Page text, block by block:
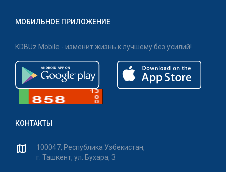
МОБИЛЬНОЕ ПРИЛОЖЕНИЕ
KDBUz Mobile - изменит жизнь к лучшему без усилий!
КОНТАКТЫ
100047, Республика Узбекистан,
г. Ташкент, ул. Бухара, 3